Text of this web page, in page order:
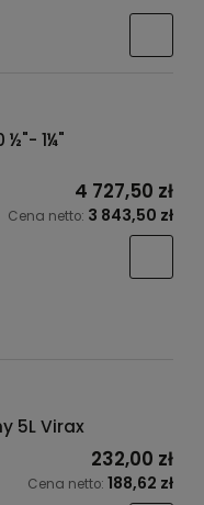
½"- 1¼"
4 727,50 zł
Cena netto: 3 843,50 zł
5L Virax
232,00 zł
Cena netto: 188,62 zł